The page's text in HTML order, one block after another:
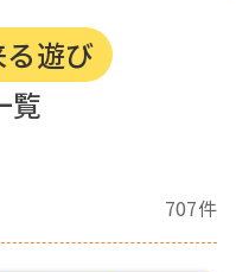
遊び
覧
707件